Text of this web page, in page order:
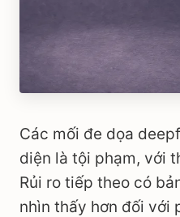
Các mối đe dọa
diện là tội phạm, với
Rủi ro tiếp theo có
nhìn thấy hơn đối với